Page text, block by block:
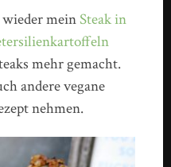
wieder mein Steak in
mehr gemacht.
andere vegane
nehmen.